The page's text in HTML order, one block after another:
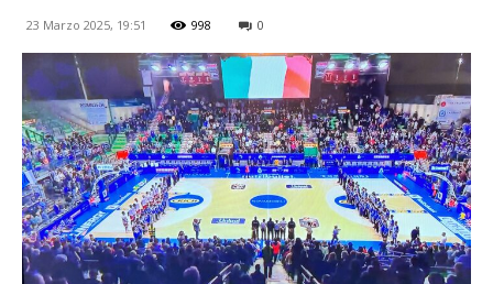
23 Marzo 2025, 19:51 998 0